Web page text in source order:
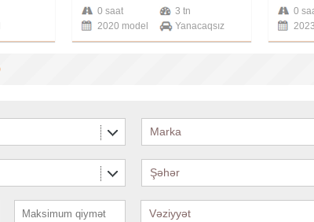
0 saat
3 tn
2020 model
Yanacaqsız
0
Marka
Şəhər
Vəziyyət